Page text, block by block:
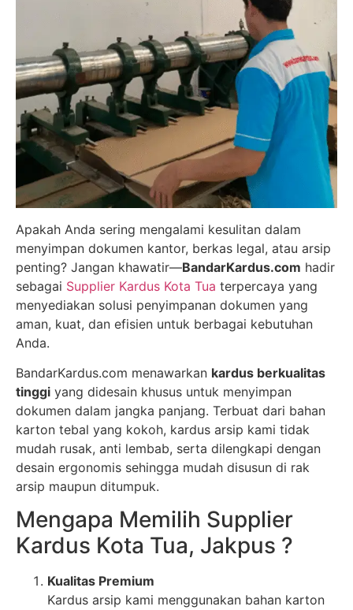
Apakah Anda sering mengalami kesulitan dalam
menyimpan dokumen kantor, berkas legal, atau arsip
penting? Jangan khawatir—BandarKardus.com hadir
sebagai Supplier Kardus Kota Tua terpercaya yang
menyediakan solusi penyimpanan dokumen yang
aman, kuat, dan efisien untuk berbagai kebutuhan
Anda.
BandarKardus.com menawarkan kardus berkualitas
tinggi yang didesain khusus untuk menyimpan
dokumen dalam jangka panjang. Terbuat dari bahan
karton tebal yang kokoh, kardus arsip kami tidak
mudah rusak, anti lembab, serta dilengkapi dengan
desain ergonomis sehingga mudah disusun di rak
arsip maupun ditumpuk.
Mengapa Memilih Supplier
Kardus Kota Tua, Jakpus ?
Kualitas Premium
Kardus arsip kami menggunakan bahan karton